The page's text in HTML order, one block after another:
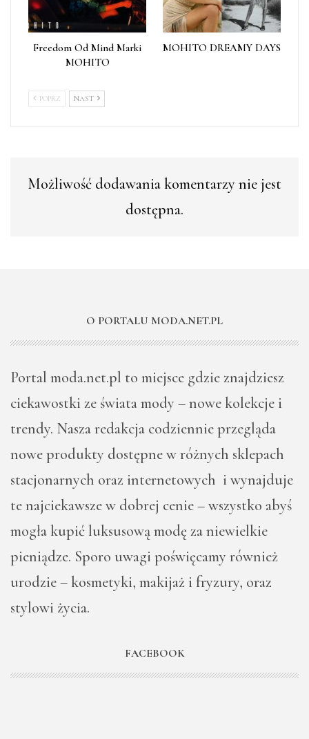
Freedom Od Mind Marki
MOHITO
MOHITO DREAMY DAYS
POPRZ NAST
Możliwość dodawania komentarzy nie jest
dostępna.
O PORTALU MODA.NET.PL
Portal moda.net.pl to miejsce gdzie znajdziesz
ciekawostki ze świata mody – nowe kolekcje i
trendy. Nasza redakcja codziennie przegląda
nowe produkty dostępne w różnych sklepach
stacjonarnych oraz internetowych i wynajduje
te najciekawsze w dobrej cenie – wszystko abyś
mogła kupić luksusową modę za niewielkie
pieniądze. Sporo uwagi poświęcamy również
urodzie – kosmetyki, makijaż i fryzury, oraz
stylowi życia.
FACEBOOK